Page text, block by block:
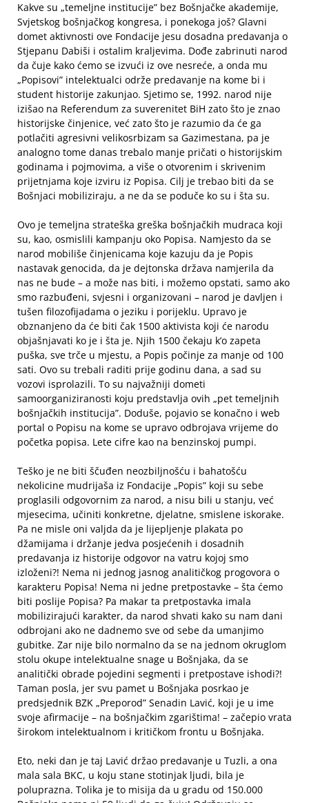
Kakve su „temeljne institucije” bez Bošnjačke akademije,
Svjetskog bošnjačkog kongresa, i ponekoga još? Glavni
domet aktivnosti ove Fondacije jesu dosadna predavanja o
Stjepanu Dabiši i ostalim kraljevima. Dođe zabrinuti narod
da čuje kako ćemo se izvući iz ove nesreće, a onda mu
„Popisovi” intelektualci održe predavanje na kome bi i
student historije zakunjao. Sjetimo se, 1992. narod nije
izišao na Referendum za suverenitet BiH zato što je znao
historijske činjenice, već zato što je razumio da će ga
potlačiti agresivni velikosrbizam sa Gazimestana, pa je
analogno tome danas trebalo manje pričati o historijskim
godinama i pojmovima, a više o otvorenim i skrivenim
prijetnjama koje izviru iz Popisa. Cilj je trebao biti da se
Bošnjaci mobiliziraju, a ne da se poduče ko su i šta su.
Ovo je temeljna strateška greška bošnjačkih mudraca koji
su, kao, osmislili kampanju oko Popisa. Namjesto da se
narod mobiliše činjenicama koje kazuju da je Popis
nastavak genocida, da je dejtonska država namjerila da
nas ne bude – a može nas biti, i možemo opstati, samo ako
smo razbuđeni, svjesni i organizovani – narod je davljen i
tušen filozofijadama o jeziku i porijeklu. Upravo je
obznanjeno da će biti čak 1500 aktivista koji će narodu
objašnjavati ko je i šta je. Njih 1500 čekaju k’o zapeta
puška, sve trče u mjestu, a Popis počinje za manje od 100
sati. Ovo su trebali raditi prije godinu dana, a sad su
vozovi isprolazili. To su najvažniji dometi
samoorganiziranosti koju predstavlja ovih „pet temeljnih
bošnjačkih institucija”. Doduše, pojavio se konačno i web
portal o Popisu na kome se upravo odbrojava vrijeme do
početka popisa. Lete cifre kao na benzinskoj pumpi.
Teško je ne biti ščuđen neozbiljnošću i bahatošću
nekolicine mudrijaša iz Fondacije „Popis” koji su sebe
proglasili odgovornim za narod, a nisu bili u stanju, već
mjesecima, učiniti konkretne, djelatne, smislene iskorake.
Pa ne misle oni valjda da je lijepljenje plakata po
džamijama i držanje jedva posjećenih i dosadnih
predavanja iz historije odgovor na vatru kojoj smo
izloženi?! Nema ni jednog jasnog analitičkog progovora o
karakteru Popisa! Nema ni jedne pretpostavke – šta ćemo
biti poslije Popisa? Pa makar ta pretpostavka imala
mobilizirajući karakter, da narod shvati kako su nam dani
odbrojani ako ne dadnemo sve od sebe da umanjimo
gubitke. Zar nije bilo normalno da se na jednom okruglom
stolu okupe intelektualne snage u Bošnjaka, da se
analitički obrade pojedini segmenti i pretpostave ishodi?!
Taman posla, jer svu pamet u Bošnjaka posrkao je
predsjednik BZK „Preporod” Senadin Lavić, koji je u ime
svoje afirmacije – na bošnjačkim zgarištima! – začepio vrata
širokom intelektualnom i kritičkom frontu u Bošnjaka.
Eto, neki dan je taj Lavić držao predavanje u Tuzli, a ona
mala sala BKC, u koju stane stotinjak ljudi, bila je
poluprazna. Tolika je to misija da u gradu od 150.000